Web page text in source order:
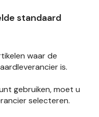
standaard
waar de
is.
gebruiken, moet u
selecteren.